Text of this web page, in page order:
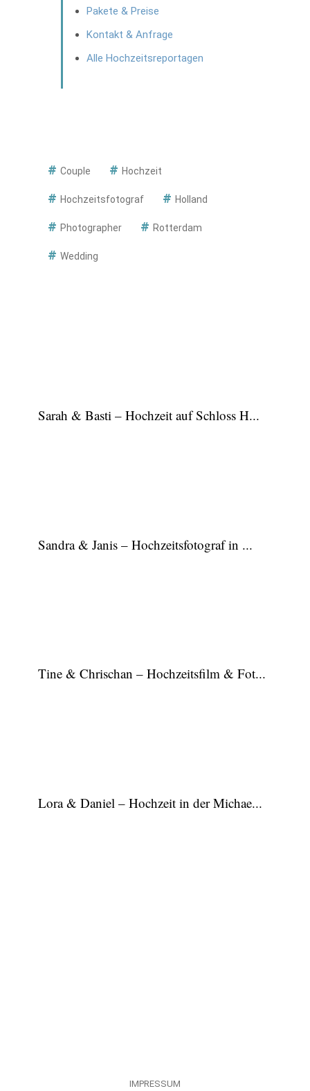
Pakete & Preise
Kontakt & Anfrage
Alle Hochzeitsreportagen
Couple Hochzeit
Hochzeitsfotograf Holland
Photographer Rotterdam
Wedding
Sarah & Basti – Hochzeit auf Schloss H...
Sandra & Janis – Hochzeitsfotograf in ...
Tine & Chrischan – Hochzeitsfilm & Fot...
Lora & Daniel – Hochzeit in der Michae...
IMPRESSUM